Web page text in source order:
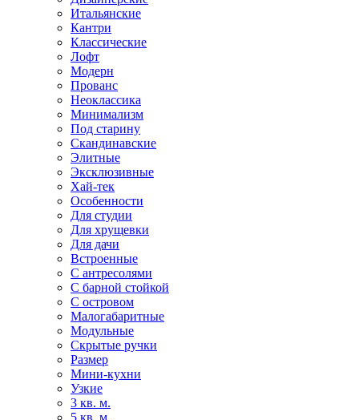
Итальянские
Кантри
Классические
Лофт
Модерн
Прованс
Неоклассика
Минимализм
Под старину
Скандинавские
Элитные
Эксклюзивные
Хай-тек
Особенности
Для студии
Для хрущевки
Для дачи
Встроенные
С антресолями
С барной стойкой
С островом
Малогабаритные
Модульные
Скрытые ручки
Размер
Мини-кухни
Узкие
3 кв. м.
5 кв. м.